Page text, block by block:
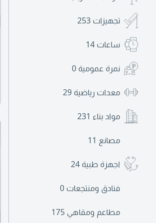
تجهيزات 253
ساعات 14
نمرة عمومية 0
معدات رياضية 29
مواد بناء 231
مصانع 11
اجهزة طبية 24
فنادق ومنتجعات 0
مطاعم ومقاهي 175